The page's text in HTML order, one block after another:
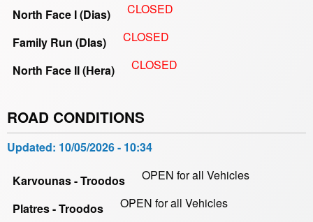
North Face I (Dias) CLOSED
Family Run (DIas) CLOSED
North Face II (Hera) CLOSED
ROAD CONDITIONS
Updated: 10/05/2026 - 10:34
Karvounas - Troodos OPEN for all Vehicles
Platres - Troodos OPEN for all Vehicles